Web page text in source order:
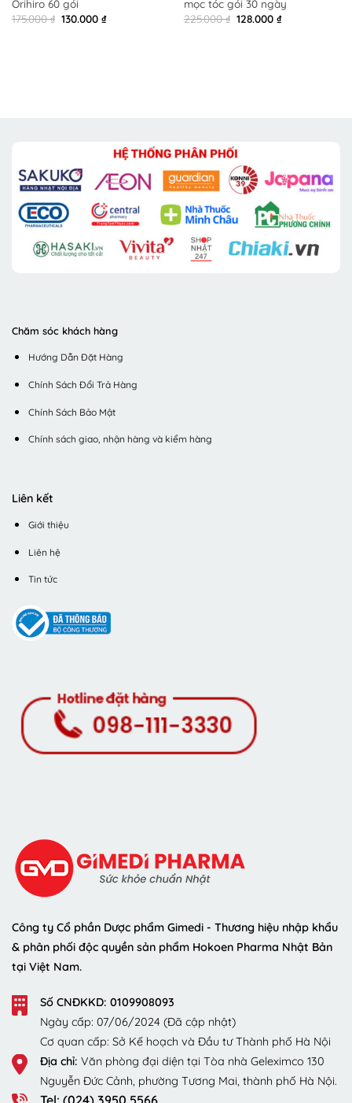
Orihiro 60 gói
175.000₫ Original
price
130.000 ₫Current
mọc tóc gói 30 ngày
225.000₫ Original
128.000 ₫Current
Chăm sóc khách hàng
Hướng Dẫn Đặt Hàng
Chính Sách Đổi Trả Hàng
Chính Sách Bảo Mật
Chính sách giao, nhận hàng và kiểm hàng
Liên kết
Giới thiệu
Liên hệ
Tin tức
Công ty Cổ phần Dược phẩm Gimedi - Thương hiệu nhập khẩu
& phân phối độc quyền sản phẩm Hokoen Pharma Nhật Bản
tại Việt Nam.
Số CNĐKKD: 0109908093
Ngày cấp: 07/06/2024 (Đã cập nhật)
Cơ quan cấp: Sở Kế hoạch và Đầu tư Thành phố Hà Nội
Địa chỉ: Văn phòng đại diện tại Tòa nhà Geleximco 130
Nguyễn Đức Cảnh, phường Tương Mai, thành phố Hà Nội.